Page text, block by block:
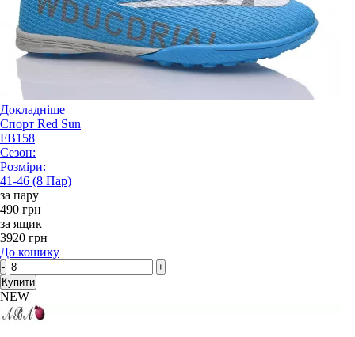
Докладніше
Спорт Red Sun
FB158
Сезон:
Розміри:
41-46 (8 Пар)
за пару
490 грн
за ящик
3920 грн
До кошику
-
+
Купити
NEW